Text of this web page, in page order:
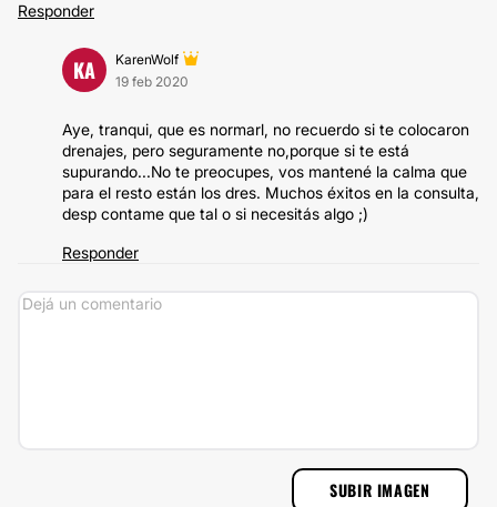
Responder
KA
KarenWolf
19 feb 2020
Aye, tranqui, que es normarl, no recuerdo si te colocaron
drenajes, pero seguramente no,porque si te está
supurando...No te preocupes, vos mantené la calma que
para el resto están los dres. Muchos éxitos en la consulta,
desp contame que tal o si necesitás algo ;)
Responder
SUBIR IMAGEN